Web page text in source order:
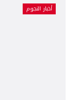
أخبار النجوم